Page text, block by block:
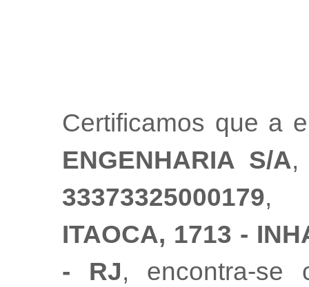
Certificamos que a
ENGENHARIA S/A,
33373325000179,
ITAOCA, 1713 -
- RJ, encontra-se